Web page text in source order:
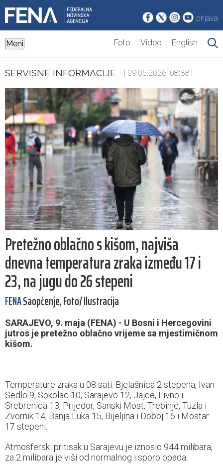
prijava
Meni Foto Video English
SERVISNE INFORMACIJE | 09.05.2026. 08:33 |
Pretežno oblačno s kišom, najviša
dnevna temperatura zraka između 17 i
23, na jugu do 26 stepeni
FENASaopćenje, Foto/ Ilustracija
SARAJEVO, 9. maja (FENA) - U Bosni i Hercegovini
jutros je pretežno oblačno vrijeme sa mjestimičnom
kišom.
Temperature zraka u 08 sati: Bjelašnica 2 stepena, Ivan
Sedlo 9, Sokolac 10, Sarajevo 12, Jajce, Livno i
Srebrenica 13, Prijedor, Sanski Most, Trebinje, Tuzla i
Zvornik 14, Banja Luka 15, Bijeljina i Doboj 16 i Mostar
17 stepeni.
Atmosferski pritisak u Sarajevu je iznosio 944 milibara,
za 2 milibara je viši od normalnog i sporo opada.